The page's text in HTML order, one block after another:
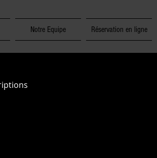
Notre Equipe Réservation en ligne